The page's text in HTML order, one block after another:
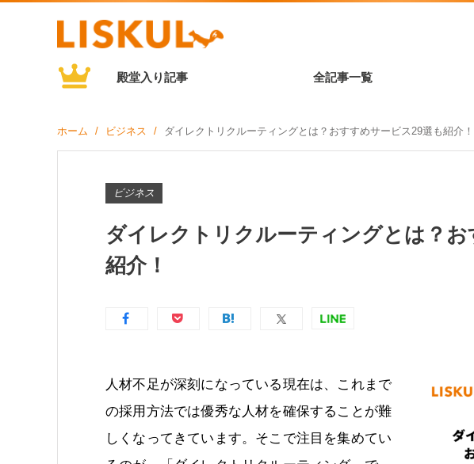
殿堂入り記事 全記事一覧
ホーム ビジネス ダイレクトリクルーティングとは？おすすめサービス29選も紹介！
ビジネス
ダイレクトリクルーティングとは？
紹介！
人材不足が深刻になっている現在は、これまで
の採用方法では優秀な人材を確保することが難
しくなってきています。そこで注目を集めてい